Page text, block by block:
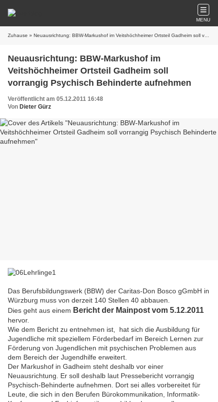
MENU
Zuhause » Neuausrichtung: BBW-Markushof im Veitshöchheimer Ortsteil Gadheim soll vorrangig Psychisch Behinderte aufnehmen
Neuausrichtung: BBW-Markushof im
Veitshöchheimer Ortsteil Gadheim soll
vorrangig Psychisch Behinderte aufnehmen
Veröffentlicht am 05.12.2011 16:48
Von Dieter Gürz
Das Berufsbildungswerk (BBW) der Caritas-Don Bosco gGmbH in
Würzburg muss von derzeit 140 Stellen 40 abbauen.
Dies geht aus einem Bericht der Mainpost vom 5.12.2011
hervor.
Wie dem Bericht zu entnehmen ist, hat sich die Ausbildung für
Jugendliche mit speziellem Förderbedarf im Bereich Lernen zur
Förderung von Jugendlichen mit psychischen Problemen aus
dem Bereich der Jugendhilfe erweitert.
Der Markushof in Gadheim steht deshalb vor einer
Neuausrichtung. Er soll deshalb laut Pressebericht vorrangig
Psychisch-Behinderte aufnehmen. Dort sei alles vorbereitet für
Leute, die sich in den Berufen Bürokommunikation, Informatik-